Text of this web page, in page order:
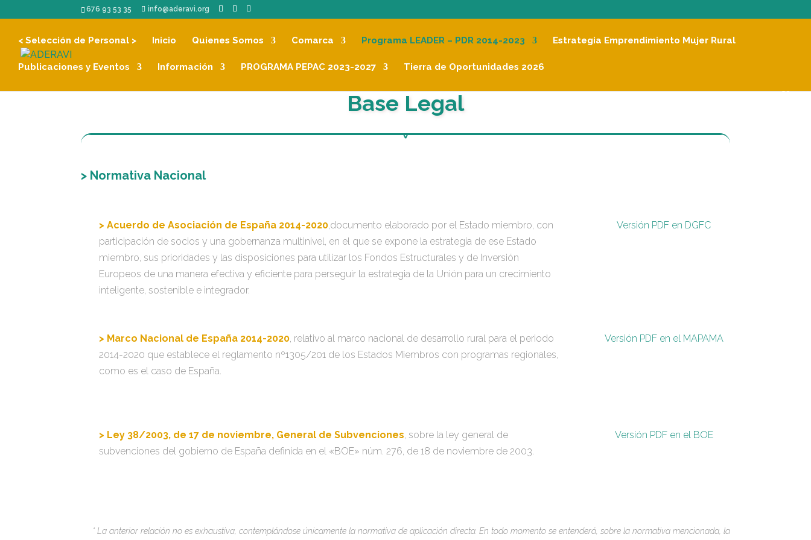
676 93 53 35 info@aderavi.org
< Selección de Personal > Inicio Quienes Somos Comarca Programa LEADER – PDR 2014-2023 Estrategia Emprendimiento Mujer Rural
Publicaciones y Eventos Información PROGRAMA PEPAC 2023-2027 Tierra de Oportunidades 2026
Base Legal
> Normativa Nacional
> Acuerdo de Asociación de España 2014-2020 ,documento elaborado por el Estado miembro, con
participación de socios y una gobernanza multinivel, en el que se expone la estrategia de ese Estado
miembro, sus prioridades y las disposiciones para utilizar los Fondos Estructurales y de Inversión
Europeos de una manera efectiva y eficiente para perseguir la estrategia de la Unión para un crecimiento
inteligente, sostenible e integrador.
Versión PDF en DGFC
> Marco Nacional de España 2014-2020, relativo al marco nacional de desarrollo rural para el periodo
2014-2020 que establece el reglamento nº1305/201 de los Estados Miembros con programas regionales,
como es el caso de España.
Versión PDF en el MAPAMA
> Ley 38/2003, de 17 de noviembre, General de Subvenciones, sobre la ley general de
subvenciones del gobierno de España definida en el «BOE» núm. 276, de 18 de noviembre de 2003.
Versión PDF en el BOE
* La anterior relación no es exhaustiva, contemplándose únicamente la normativa de aplicación directa. En todo momento se entenderá, sobre la normativa mencionada, la